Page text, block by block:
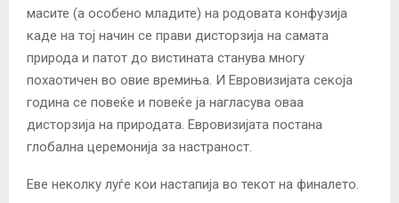
масите (а особено младите) на родовата конфузија
каде на тој начин се прави дисторзија на самата
природа и патот до вистината станува многу
похаотичен во овие времиња. И Евровизијата секоја
година се повеќе и повеќе ја нагласува оваа
дисторзија на природата. Евровизијата постана
глобална церемонија за настраност.
Еве неколку луѓе кои настапија во текот на финалето.